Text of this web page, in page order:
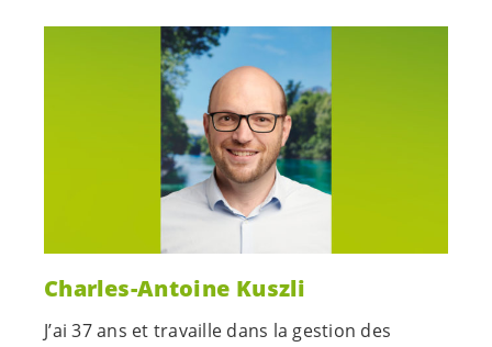
Charles-Antoine Kuszli
J’ai 37 ans et travaille dans la gestion des